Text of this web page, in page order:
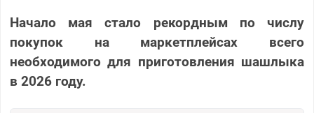
Начало мая стало рекордным по числу
покупок на маркетплейсах всего
необходимого для приготовления шашлыка
в 2026 году.